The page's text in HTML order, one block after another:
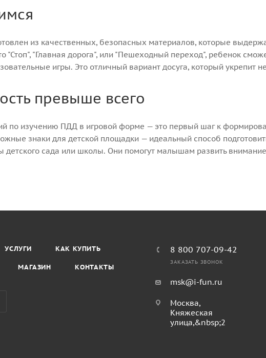
из качественных, безопасных материалов, которые
"Стоп", "Главная дорога", или "Пешеходный переход", ребенок
игры. Это отличный вариант досуга, который укрепит
превыше всего
по изучению ПДД в игровой форме — это первый шаг к
знаки для детской площадки — идеальный способ
детского сада или школы. Они помогут малышам развить
УСЛУГИ КАК КУПИТЬ
МАГАЗИН КОНТАКТЫ
8 800 707-09-42
ЗАКАЗАТЬ ЗВОНОК
msk@i-fun.ru
Москва,
Княжеская
улица,&nbsp;2